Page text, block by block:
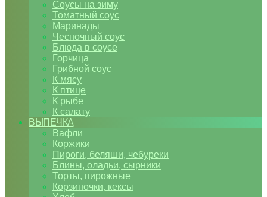
Соусы на зиму
Томатный соус
Маринады
Чесночный соус
Блюда в соусе
Горчица
Грибной соус
К мясу
К птице
К рыбе
К салату
ВЫПЕЧКА
Вафли
Коржики
Пироги, беляши, чебуреки
Блины, оладьи, сырники
Торты, пирожные
Корзиночки, кексы